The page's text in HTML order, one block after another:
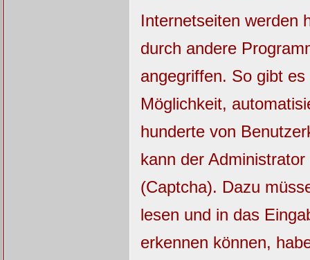
Internetseiten werden
durch andere
angegriffen. So gibt es
Möglichkeit,
hunderte von
kann der
(Captcha). Dazu
lesen und in das
erkennen können,